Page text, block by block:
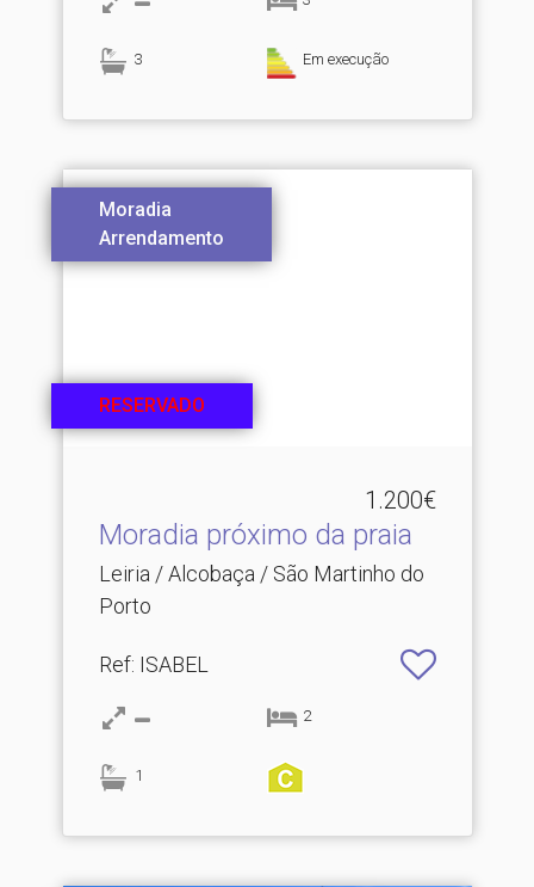
3 Em execução
Moradia
Arrendamento
RESERVADO
1.200€
Moradia próximo da praia
Leiria / Alcobaça / São Martinho do
Porto
Ref: ISABEL
2
1